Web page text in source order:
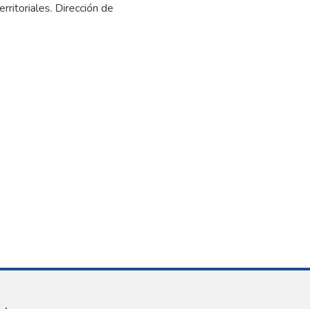
Dirección de